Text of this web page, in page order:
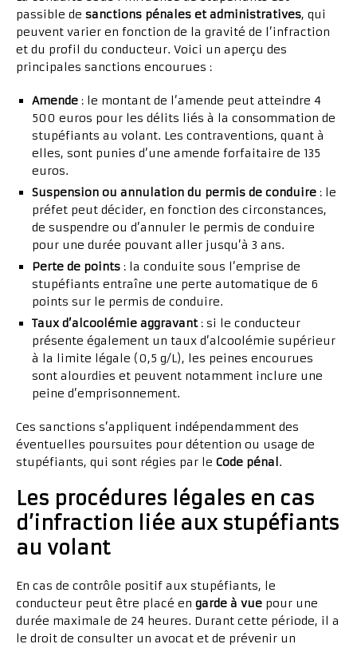
passible de sanctions pénales et administratives, qui
peuvent varier en fonction de la gravité de l’infraction
et du profil du conducteur. Voici un aperçu des
principales sanctions encourues :
Amende : le montant de l’amende peut atteindre 4
500 euros pour les délits liés à la consommation de
stupéfiants au volant. Les contraventions, quant à
elles, sont punies d’une amende forfaitaire de 135
euros.
Suspension ou annulation du permis de conduire : le
préfet peut décider, en fonction des circonstances,
de suspendre ou d’annuler le permis de conduire
pour une durée pouvant aller jusqu’à 3 ans.
Perte de points : la conduite sous l’emprise de
stupéfiants entraîne une perte automatique de 6
points sur le permis de conduire.
Taux d’alcoolémie aggravant: si le conducteur
présente également un taux d’alcoolémie supérieur
à la limite légale (0,5 g/L), les peines encourues
sont alourdies et peuvent notamment inclure une
peine d’emprisonnement.
Ces sanctions s’appliquent indépendamment des
éventuelles poursuites pour détention ou usage de
stupéfiants, qui sont régies par le Code pénal .
Les procédures légales en cas
d’infraction liée aux stupéfiants
au volant
En cas de contrôle positif aux stupéfiants, le
conducteur peut être placé en garde à vue pour une
durée maximale de 24 heures. Durant cette période, il a
le droit de consulter un avocat et de prévenir un